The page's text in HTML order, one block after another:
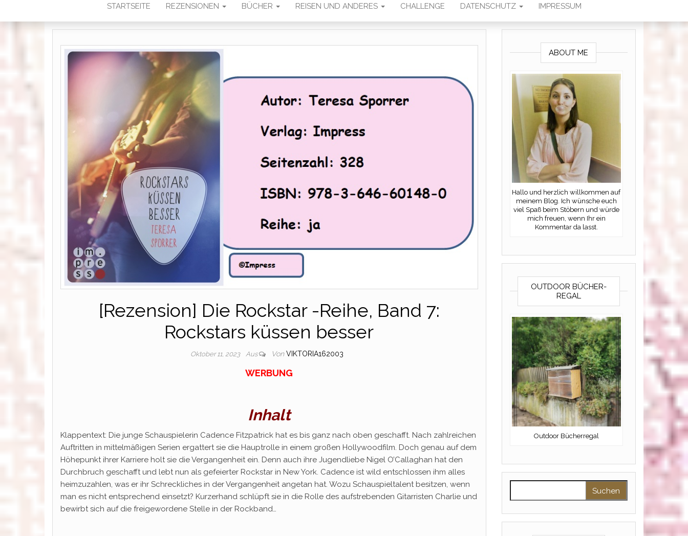
STARTSEITE REZENSIONEN BÜCHER REISEN UND ANDERES CHALLENGE DATENSCHUTZ IMPRESSUM
[Rezension] Die Rockstar -Reihe, Band 7:
Rockstars küssen besser
Oktober 11, 2023 Aus Von VIKTORIA162003
WERBUNG
Inhalt
Klappentext: Die junge Schauspielerin Cadence Fitzpatrick hat es bis ganz nach oben geschafft. Nach zahlreichen
Auftritten in mittelmäßigen Serien ergattert sie die Hauptrolle in einem großen Hollywoodfilm. Doch genau auf dem
Höhepunkt ihrer Karriere holt sie die Vergangenheit ein. Denn auch ihre Jugendliebe Nigel O’Callaghan hat den
Durchbruch geschafft und lebt nun als gefeierter Rockstar in New York. Cadence ist wild entschlossen ihm alles
heimzuzahlen, was er ihr Schreckliches in der Vergangenheit angetan hat. Wozu Schauspieltalent besitzen, wenn
man es nicht entsprechend einsetzt? Kurzerhand schlüpft sie in die Rolle des aufstrebenden Gitarristen Charlie und
bewirbt sich auf die freigewordene Stelle in der Rockband…
ABOUT ME
Hallo und herzlich willkommen auf
meinem Blog. Ich wünsche euch
viel Spaß beim Stöbern und würde
mich freuen, wenn Ihr ein
Kommentar da lasst.
OUTDOOR BÜCHER-
REGAL
Outdoor Bücherregal